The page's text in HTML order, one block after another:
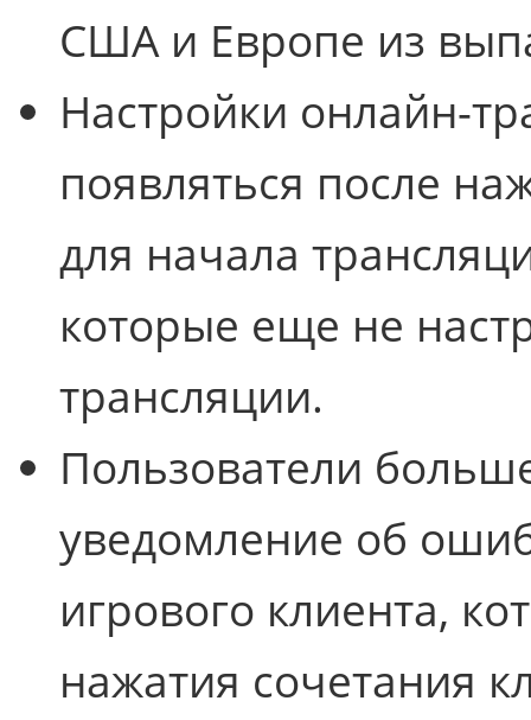
США и Европе из
Настройки онлайн-
появляться после
для начала
которые еще не
трансляции.
Пользователи
уведомление об
игрового клиента,
нажатия сочетания